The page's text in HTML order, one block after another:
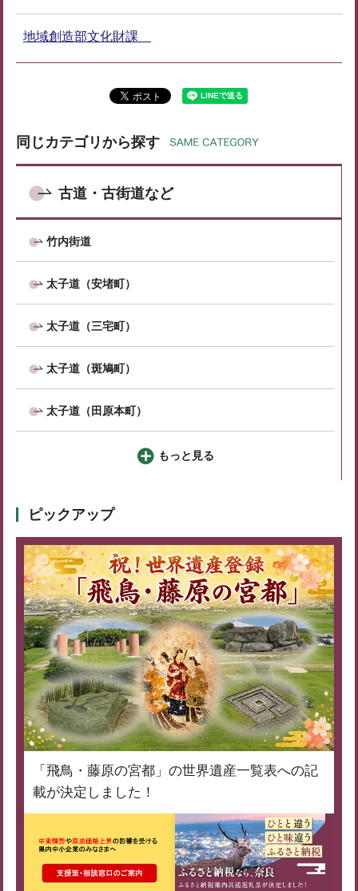
地域創造部文化財課
同じカテゴリから探す
古道・古街道など
竹内街道
太子道（安堵町）
太子道（三宅町）
太子道（斑鳩町）
太子道（田原本町）
もっと見る
ピックアップ
「飛鳥・藤原の宮都」の世界遺産一覧表への記
載が決定しました！